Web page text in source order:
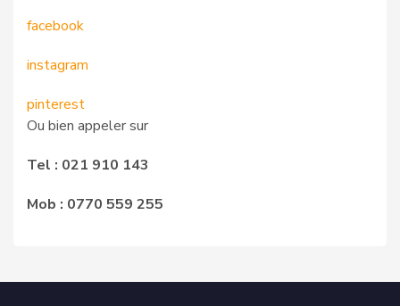
facebook
instagram
pinterest
Ou bien appeler sur
Tel : 021 910 143
Mob : 0770 559 255